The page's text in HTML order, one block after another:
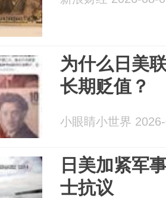
为什么日美
长期贬值？
小眼睛小世界
日美加紧军
士抗议